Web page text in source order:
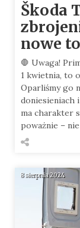
Škoda
nowe
🛑 Uwaga!
1 kwietnia, to
Oparliśmy go
doniesieniach
ma charakter
poważnie –
8 sierpnia 2024